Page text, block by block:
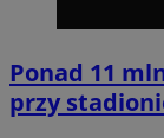
Ponad 11
przy